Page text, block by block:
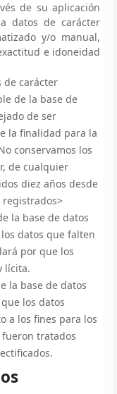
de su aplicación
datos de carácter
y/o manual,
e idoneidad
de carácter
de la base de
de ser
la finalidad para la
conservamos los
de cualquier
diez años desde
registrados>
la base de datos
datos que falten
por que los
lícita.
la base de datos
los datos
a los fines para los
tratados